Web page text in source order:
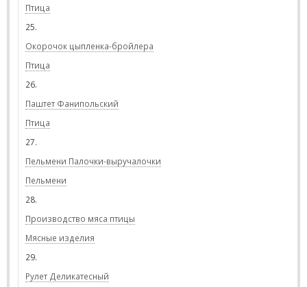
Птица
25.
Окорочок цыпленка-бройлера
Птица
26.
Паштет Фанипольский
Птица
27.
Пельмени Палочки-выручалочки
Пельмени
28.
Производство мяса птицы
Мясные изделия
29.
Рулет Деликатесный